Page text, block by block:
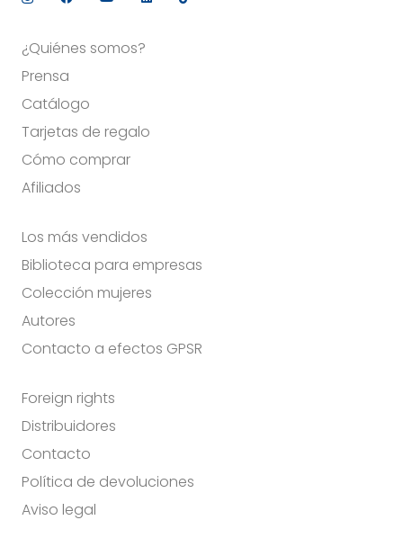
¿Quiénes somos?
Prensa
Catálogo
Tarjetas de regalo
Cómo comprar
Afiliados
Los más vendidos
Biblioteca para empresas
Colección mujeres
Autores
Contacto a efectos GPSR
Foreign rights
Distribuidores
Contacto
Política de devoluciones
Aviso legal